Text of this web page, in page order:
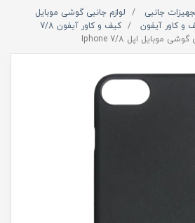
جانبی
لوازم جانبی گوشی موبایل
و کاور آیفون
کیف و کاور آیفون 7/8